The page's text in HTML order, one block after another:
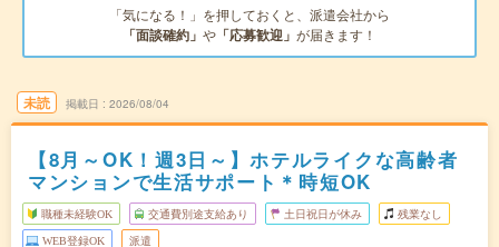
「気になる！」を押しておくと、派遣会社から
「面談確約」 や 「応募歓迎」 が届きます！
未読 掲載日 2026/08/04
【8月～OK！週3日～】ホテルライクな高齢者
マンションで生活サポート＊時短OK
職種未経験OK 交通費別途支給あり 土日祝日が休み 残業なし
WEB登録OK 派遣